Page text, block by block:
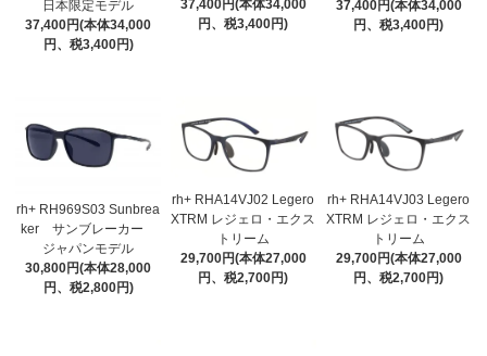
日本限定モデル
37,400円(本体34,000
円、税3,400円)
37,400円(本体34,000
円、税3,400円)
37,400円(本体34,000
円、税3,400円)
rh+ RH969S03 Sunbrea
ker サンブレーカー
ジャパンモデル
30,800円(本体28,000
円、税2,800円)
rh+ RHA14VJ02 Legero
XTRM レジェロ・エクス
トリーム
29,700円(本体27,000
円、税2,700円)
rh+ RHA14VJ03 Legero
XTRM レジェロ・エクス
トリーム
29,700円(本体27,000
円、税2,700円)